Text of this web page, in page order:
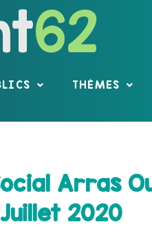
62
THÈMES
Arras
2020